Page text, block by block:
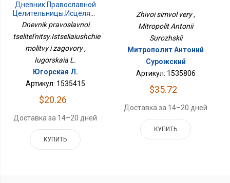
Дневник Православной
Целительницы.Исцеляющие
Молитвы И Заговоры
Dnevnik pravoslavnoi
tselitel'nitsy.Istseliaiushchie
molitvy i zagovory ,
Iugorskaia L.
Югорская Л.
Артикул: 1535415
$20.26
Доставка за 14–20 дней
КУПИТЬ
Zhivoi simvol very ,
Mitropolit Antonii
Surozhskii
Митрополит Антоний
Сурожский
Артикул: 1535806
$35.72
Доставка за 14–20 дней
КУПИТЬ